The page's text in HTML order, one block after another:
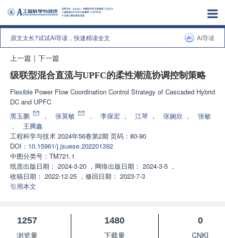
原文太长?试试AI导读，快速精读全文 AI导读
上一篇 | 下一篇
级联型混合直流与UPFC的柔性潮流协调控制策略
Flexible Power Flow Coordination Control Strategy of Cascaded Hybrid
DC and UPFC
黑玉鹏
， 张英敏 ， 李保宏 ， 江琴 ， 张婉欣 ，
张敏
，
王腾鑫
工程科学与技术 2024年56卷第2期 页码：80-90
DOI： 10.15961/j.jsuese.202201392
中图分类号： TM721.1
纸质出版日期： 2024-3-20 ， 网络出版日期： 2024-3-5 ，
收稿日期： 2022-12-25 ， 修回日期： 2023-7-3
引用本文
1257
浏览量
1480
下载量
0
CNKI